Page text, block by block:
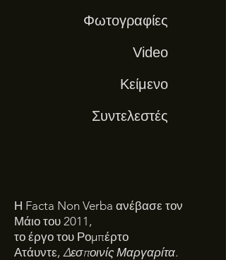
Φωτογραφίες
Video
Κείμενο
Συντελεστές
Η Facta Non Verba ανέβασε τον
Μάιο του 2011,
το έργο του Ρομπέρτο
Ατάυντε, Δεσποινίς Μαργαρίτα.